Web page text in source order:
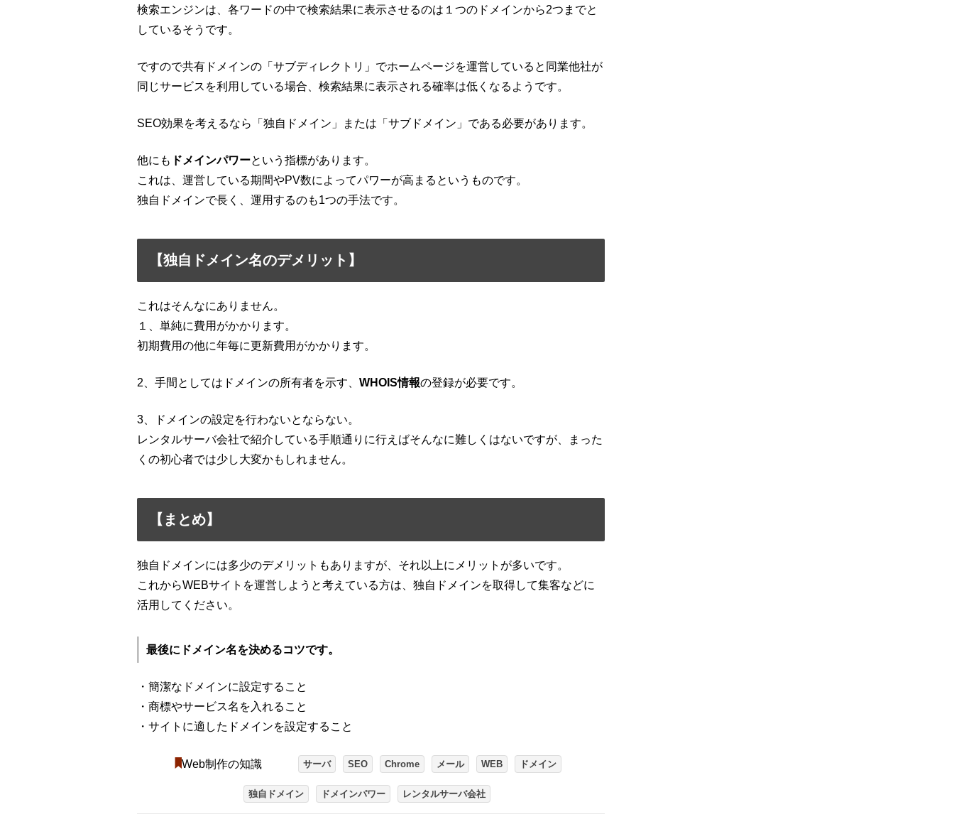
検索エンジンは、各ワードの中で検索結果に表示させるのは１つのドメインから2つまでと
しているそうです。
ですので共有ドメインの「サブディレクトリ」でホームページを運営していると同業他社が
同じサービスを利用している場合、検索結果に表示される確率は低くなるようです。
SEO効果を考えるなら「独自ドメイン」または「サブドメイン」である必要があります。
他にも ドメインパワーという指標があります。
これは、運営している期間やPV数によってパワーが高まるというものです。
独自ドメインで長く、運用するのも1つの手法です。
【独自ドメイン名のデメリット】
これはそんなにありません。
１、単純に費用がかかります。
初期費用の他に年毎に更新費用がかかります。
2、手間としてはドメインの所有者を示す、 WHOIS情報の登録が必要です。
3、ドメインの設定を行わないとならない。
レンタルサーバ会社で紹介している手順通りに行えばそんなに難しくはないですが、まった
くの初心者では少し大変かもしれません。
【まとめ】
独自ドメインには多少のデメリットもありますが、それ以上にメリットが多いです。
これからWEBサイトを運営しようと考えている方は、独自ドメインを取得して集客などに
活用してください。
最後にドメイン名を決めるコツです。
・簡潔なドメインに設定すること
・商標やサービス名を入れること
・サイトに適したドメインを設定すること
Web制作の知識 サーバ SEO Chrome メール WEB ドメイン
独自ドメイン ドメインパワー レンタルサーバ会社